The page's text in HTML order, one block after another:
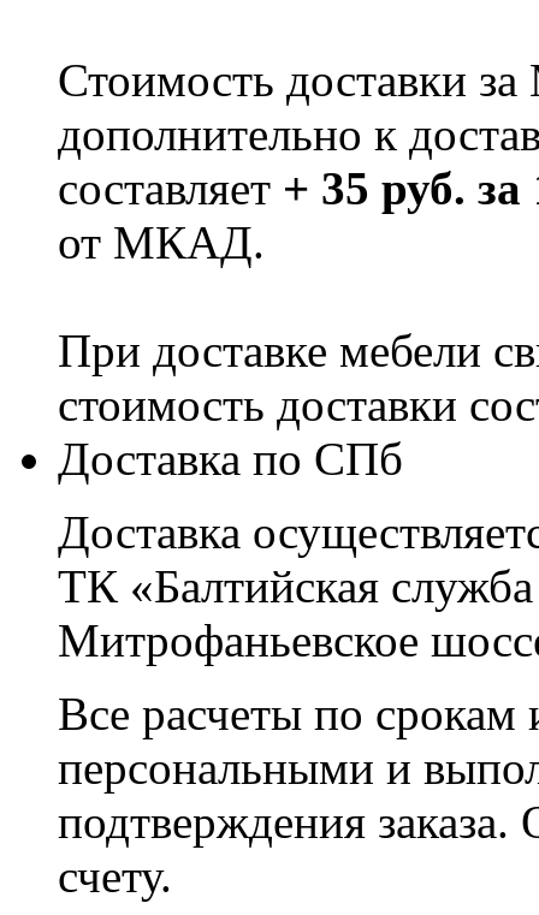
Стоимость доставки
дополнительно к
составляет + 35 руб.
от МКАД.
При доставке мебели
стоимость доставки
Доставка по СПб
Доставка
ТК «Балтийская
Митрофаньевское
Все расчеты по срокам
персональными и
подтверждения заказа.
счету.